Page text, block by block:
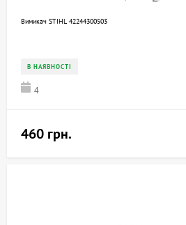
Вимикач STIHL 42244300503
В НАЯВНОСТІ
4
460 грн.